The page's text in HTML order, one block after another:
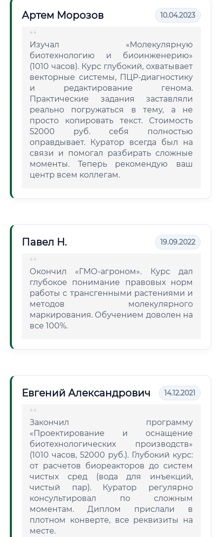
Артем Морозов 10.04.2023
Изучал «Молекулярную
биотехнологию и биоинженерию»
(1010 часов). Курс глубокий, охватывает
векторные системы, ПЦР-диагностику
и редактирование генома.
Практические задания заставляли
реально погружаться в тему, а не
просто копировать текст. Стоимость
52000 руб. себя полностью
оправдывает. Куратор всегда был на
связи и помогал разбирать сложные
моменты. Теперь рекомендую ваш
центр всем коллегам.
Павел Н. 19.09.2022
Окончил «ГМО-агроном». Курс дал
глубокое понимание правовых норм
работы с трансгенными растениями и
методов молекулярного
маркирования. Обучением доволен на
все 100%.
Евгений Александрович 14.12.2021
Закончил программу
«Проектирование и оснащение
биотехнологических производств»
(1010 часов, 52000 руб.). Глубокий курс:
от расчетов биореакторов до систем
чистых сред (вода для инъекций,
чистый пар). Куратор регулярно
консультировал по сложным
моментам. Диплом прислали в
плотном конверте, все реквизиты на
месте.